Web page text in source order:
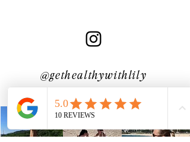
@gethealthywithlily